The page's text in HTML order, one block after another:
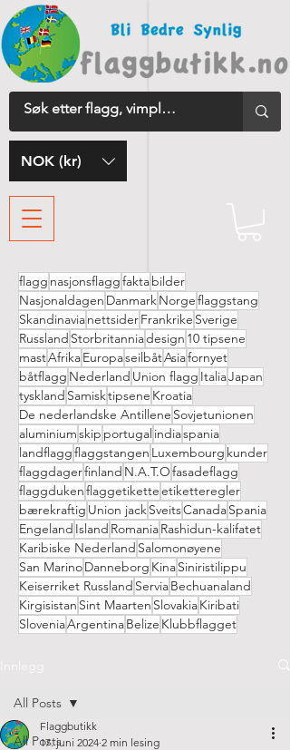
NOK (kr)
flagg nasjonsflaggfaktabilder
Nasjonaldagen DanmarkNorgeflaggstang
SkandinavianettsiderFrankrike Sverige
Russland Storbritanniadesign 10 tipsene
mastAfrikaEuropaseilbåtAsiafornyet
båtflagg Nederland Union flagg ItaliaJapan
tyskland Samisktipsene Kroatia
De nederlandske Antillene Sovjetunionen
aluminiumskip portugal indiaspania
landflaggflaggstangen Luxembourg kunder
flaggdagerfinland N.A.T.Ofasadeflagg
flaggdukenflaggetiketteetiketteregler
bærekraftig Union jackSveitsCanadaSpania
Engeland Island RomaniaRashidun-kalifatet
Karibiske Nederland Salomonøyene
San MarinoDanneborg KinaSiniristilippu
Keiserriket Russland ServiaBechuanaland
Kirgisistan Sint Maarten SlovakiaKiribati
SloveniaArgentinaBelize Klubbflagget
All Posts
All Posts
Flaggbutikk
17. juni 2024 2 min lesing